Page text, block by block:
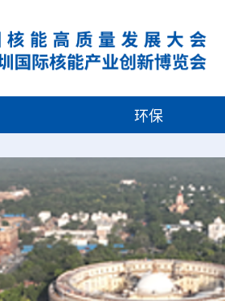
环保